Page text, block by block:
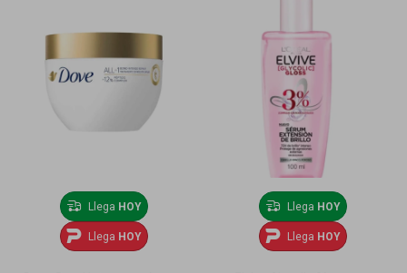
Llega HOY
Llega HOY
Llega HOY
Llega HOY